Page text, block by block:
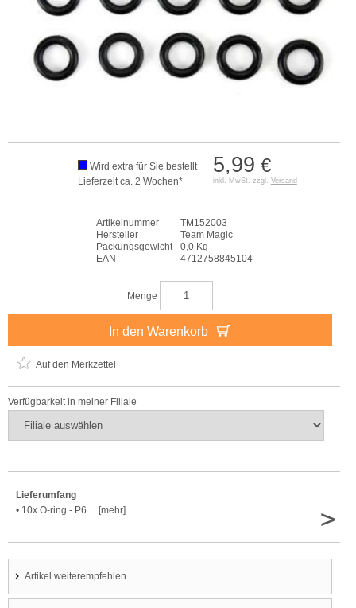
5,99 €
inkl. MwSt. zzgl. Versand
Wird extra für Sie bestellt
Lieferzeit ca. 2 Wochen*
Artikelnummer
TM152003
Hersteller
Team Magic
Packungsgewicht
0,0 Kg
EAN
4712758845104
Menge
In den Warenkorb
Auf den Merkzettel
Verfügbarkeit in meiner Filiale
Lieferumfang
• 10x O-ring - P6 ... [mehr]
>
Artikel weiterempfehlen